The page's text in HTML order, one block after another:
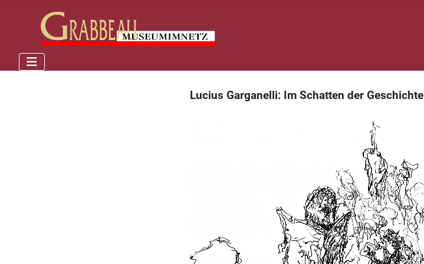
Lucius Garganelli: Im Schatten der Geschichte